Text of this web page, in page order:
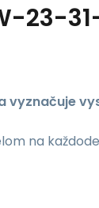
23-
vyznačuje
na